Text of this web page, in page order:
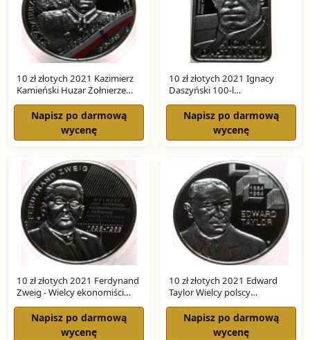
10 zł złotych 2021 Kazimierz
Kamieński Huzar Żołnierze
SREBRO
Napisz po darmową
wycenę
10 zł złotych 2021 Ignacy
Daszyński 100-l
Niepodległości SREBRO
Napisz po darmową
wycenę
10 zł złotych 2021 Ferdynand
Zweig - Wielcy ekonomiści
SREBRO
Napisz po darmową
wycenę
10 zł złotych 2021 Edward
Taylor Wielcy polscy
ekonomiści SREBRO
Napisz po darmową
wycenę